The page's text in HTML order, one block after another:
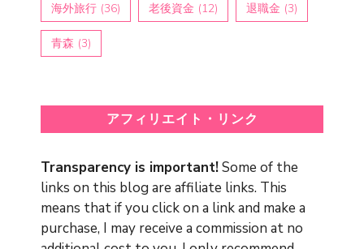
海外旅行 (36) 老後資金 (12) 退職金 (3)
青森 (3)
アフィリエイト・リンク
Transparency is important!Some of the
links on this blog are affiliate links. This
means that if you click on a link and make a
purchase, I may receive a commission at no